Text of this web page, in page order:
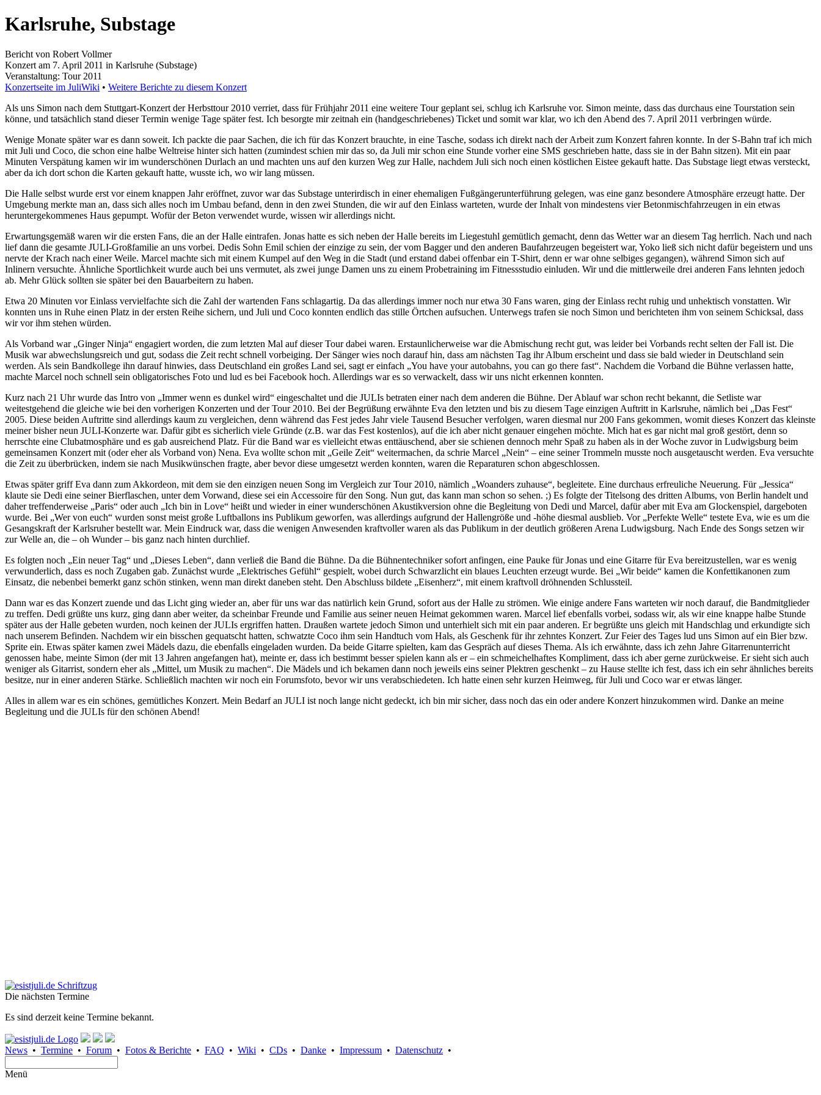
Karlsruhe, Substage
Bericht von Robert Vollmer
Konzert am 7. April 2011 in Karlsruhe (Substage)
Veranstaltung: Tour 2011
Konzertseite im JuliWiki • Weitere Berichte zu diesem Konzert
Als uns Simon nach dem Stuttgart-Konzert der Herbsttour 2010 verriet, dass für Frühjahr 2011 eine weitere Tour geplant sei, schlug ich Karlsruhe vor. Simon meinte, dass das durchaus eine Tourstation sein
könne, und tatsächlich stand dieser Termin wenige Tage später fest. Ich besorgte mir zeitnah ein (handgeschriebenes) Ticket und somit war klar, wo ich den Abend des 7. April 2011 verbringen würde.
Wenige Monate später war es dann soweit. Ich packte die paar Sachen, die ich für das Konzert brauchte, in eine Tasche, sodass ich direkt nach der Arbeit zum Konzert fahren konnte. In der S-Bahn traf ich mich
mit Juli und Coco, die schon eine halbe Weltreise hinter sich hatten (zumindest schien mir das so, da Juli mir schon eine Stunde vorher eine SMS geschrieben hatte, dass sie in der Bahn sitzen). Mit ein paar
Minuten Verspätung kamen wir im wunderschönen Durlach an und machten uns auf den kurzen Weg zur Halle, nachdem Juli sich noch einen köstlichen Eistee gekauft hatte. Das Substage liegt etwas versteckt,
aber da ich dort schon die Karten gekauft hatte, wusste ich, wo wir lang müssen.
Die Halle selbst wurde erst vor einem knappen Jahr eröffnet, zuvor war das Substage unterirdisch in einer ehemaligen Fußgängerunterführung gelegen, was eine ganz besondere Atmosphäre erzeugt hatte. Der
Umgebung merkte man an, dass sich alles noch im Umbau befand, denn in den zwei Stunden, die wir auf den Einlass warteten, wurde der Inhalt von mindestens vier Betonmischfahrzeugen in ein etwas
heruntergekommenes Haus gepumpt. Wofür der Beton verwendet wurde, wissen wir allerdings nicht.
Erwartungsgemäß waren wir die ersten Fans, die an der Halle eintrafen. Jonas hatte es sich neben der Halle bereits im Liegestuhl gemütlich gemacht, denn das Wetter war an diesem Tag herrlich. Nach und nach
lief dann die gesamte JULI-Großfamilie an uns vorbei. Dedis Sohn Emil schien der einzige zu sein, der vom Bagger und den anderen Baufahrzeugen begeistert war, Yoko ließ sich nicht dafür begeistern und uns
nervte der Krach nach einer Weile. Marcel machte sich mit einem Kumpel auf den Weg in die Stadt (und erstand dabei offenbar ein T-Shirt, denn er war ohne selbiges gegangen), während Simon sich auf
Inlinern versuchte. Ähnliche Sportlichkeit wurde auch bei uns vermutet, als zwei junge Damen uns zu einem Probetraining im Fitnessstudio einluden. Wir und die mittlerweile drei anderen Fans lehnten jedoch
ab. Mehr Glück sollten sie später bei den Bauarbeitern zu haben.
Etwa 20 Minuten vor Einlass vervielfachte sich die Zahl der wartenden Fans schlagartig. Da das allerdings immer noch nur etwa 30 Fans waren, ging der Einlass recht ruhig und unhektisch vonstatten. Wir
konnten uns in Ruhe einen Platz in der ersten Reihe sichern, und Juli und Coco konnten endlich das stille Örtchen aufsuchen. Unterwegs trafen sie noch Simon und berichteten ihm von seinem Schicksal, dass
wir vor ihm stehen würden.
Als Vorband war „Ginger Ninja“ engagiert worden, die zum letzten Mal auf dieser Tour dabei waren. Erstaunlicherweise war die Abmischung recht gut, was leider bei Vorbands recht selten der Fall ist. Die
Musik war abwechslungsreich und gut, sodass die Zeit recht schnell vorbeiging. Der Sänger wies noch darauf hin, dass am nächsten Tag ihr Album erscheint und dass sie bald wieder in Deutschland sein
werden. Als sein Bandkollege ihn darauf hinwies, dass Deutschland ein großes Land sei, sagt er einfach „You have your autobahns, you can go there fast“. Nachdem die Vorband die Bühne verlassen hatte,
machte Marcel noch schnell sein obligatorisches Foto und lud es bei Facebook hoch. Allerdings war es so verwackelt, dass wir uns nicht erkennen konnten.
Kurz nach 21 Uhr wurde das Intro von „Immer wenn es dunkel wird“ eingeschaltet und die JULIs betraten einer nach dem anderen die Bühne. Der Ablauf war schon recht bekannt, die Setliste war
weitestgehend die gleiche wie bei den vorherigen Konzerten und der Tour 2010. Bei der Begrüßung erwähnte Eva den letzten und bis zu diesem Tage einzigen Auftritt in Karlsruhe, nämlich bei „Das Fest“
2005. Diese beiden Auftritte sind allerdings kaum zu vergleichen, denn während das Fest jedes Jahr viele Tausend Besucher verfolgen, waren diesmal nur 200 Fans gekommen, womit dieses Konzert das kleinste
meiner bisher neun JULI-Konzerte war. Dafür gibt es sicherlich viele Gründe (z.B. war das Fest kostenlos), auf die ich aber nicht genauer eingehen möchte. Mich hat es gar nicht mal groß gestört, denn so
herrschte eine Clubatmosphäre und es gab ausreichend Platz. Für die Band war es vielleicht etwas enttäuschend, aber sie schienen dennoch mehr Spaß zu haben als in der Woche zuvor in Ludwigsburg beim
gemeinsamen Konzert mit (oder eher als Vorband von) Nena. Eva wollte schon mit „Geile Zeit“ weitermachen, da schrie Marcel „Nein“ – eine seiner Trommeln musste noch ausgetauscht werden. Eva versuchte
die Zeit zu überbrücken, indem sie nach Musikwünschen fragte, aber bevor diese umgesetzt werden konnten, waren die Reparaturen schon abgeschlossen.
Etwas später griff Eva dann zum Akkordeon, mit dem sie den einzigen neuen Song im Vergleich zur Tour 2010, nämlich „Woanders zuhause“, begleitete. Eine durchaus erfreuliche Neuerung. Für „Jessica“
klaute sie Dedi eine seiner Bierflaschen, unter dem Vorwand, diese sei ein Accessoire für den Song. Nun gut, das kann man schon so sehen. ;) Es folgte der Titelsong des dritten Albums, von Berlin handelt und
daher treffenderweise „Paris“ oder auch „Ich bin in Love“ heißt und wieder in einer wunderschönen Akustikversion ohne die Begleitung von Dedi und Marcel, dafür aber mit Eva am Glockenspiel, dargeboten
wurde. Bei „Wer von euch“ wurden sonst meist große Luftballons ins Publikum geworfen, was allerdings aufgrund der Hallengröße und -höhe diesmal ausblieb. Vor „Perfekte Welle“ testete Eva, wie es um die
Gesangskraft der Karlsruher bestellt war. Mein Eindruck war, dass die wenigen Anwesenden kraftvoller waren als das Publikum in der deutlich größeren Arena Ludwigsburg. Nach Ende des Songs setzen wir
zur Welle an, die – oh Wunder – bis ganz nach hinten durchlief.
Es folgten noch „Ein neuer Tag“ und „Dieses Leben“, dann verließ die Band die Bühne. Da die Bühnentechniker sofort anfingen, eine Pauke für Jonas und eine Gitarre für Eva bereitzustellen, war es wenig
verwunderlich, dass es noch Zugaben gab. Zunächst wurde „Elektrisches Gefühl“ gespielt, wobei durch Schwarzlicht ein blaues Leuchten erzeugt wurde. Bei „Wir beide“ kamen die Konfettikanonen zum
Einsatz, die nebenbei bemerkt ganz schön stinken, wenn man direkt daneben steht. Den Abschluss bildete „Eisenherz“, mit einem kraftvoll dröhnenden Schlussteil.
Dann war es das Konzert zuende und das Licht ging wieder an, aber für uns war das natürlich kein Grund, sofort aus der Halle zu strömen. Wie einige andere Fans warteten wir noch darauf, die Bandmitglieder
zu treffen. Dedi grüßte uns kurz, ging dann aber weiter, da scheinbar Freunde und Familie aus seiner neuen Heimat gekommen waren. Marcel lief ebenfalls vorbei, sodass wir, als wir eine knappe halbe Stunde
später aus der Halle gebeten wurden, noch keinen der JULIs ergriffen hatten. Draußen wartete jedoch Simon und unterhielt sich mit ein paar anderen. Er begrüßte uns gleich mit Handschlag und erkundigte sich
nach unserem Befinden. Nachdem wir ein bisschen gequatscht hatten, schwatzte Coco ihm sein Handtuch vom Hals, als Geschenk für ihr zehntes Konzert. Zur Feier des Tages lud uns Simon auf ein Bier bzw.
Sprite ein. Etwas später kamen zwei Mädels dazu, die ebenfalls eingeladen wurden. Da beide Gitarre spielten, kam das Gespräch auf dieses Thema. Als ich erwähnte, dass ich zehn Jahre Gitarrenunterricht
genossen habe, meinte Simon (der mit 13 Jahren angefangen hat), meinte er, dass ich bestimmt besser spielen kann als er – ein schmeichelhaftes Kompliment, dass ich aber gerne zurückweise. Er sieht sich auch
weniger als Gitarrist, sondern eher als „Mittel, um Musik zu machen“. Die Mädels und ich bekamen dann noch jeweils eins seiner Plektren geschenkt – zu Hause stellte ich fest, dass ich ein sehr ähnliches bereits
besitze, nur in einer anderen Stärke. Schließlich machten wir noch ein Forumsfoto, bevor wir uns verabschiedeten. Ich hatte einen sehr kurzen Heimweg, für Juli und Coco war er etwas länger.
Alles in allem war es ein schönes, gemütliches Konzert. Mein Bedarf an JULI ist noch lange nicht gedeckt, ich bin mir sicher, dass noch das ein oder andere Konzert hinzukommen wird. Danke an meine
Begleitung und die JULIs für den schönen Abend!
Die nächsten Termine
Es sind derzeit keine Termine bekannt.
News • Termine • Forum • Fotos & Berichte • FAQ • Wiki • CDs • Danke • Impressum • Datenschutz •
Menü